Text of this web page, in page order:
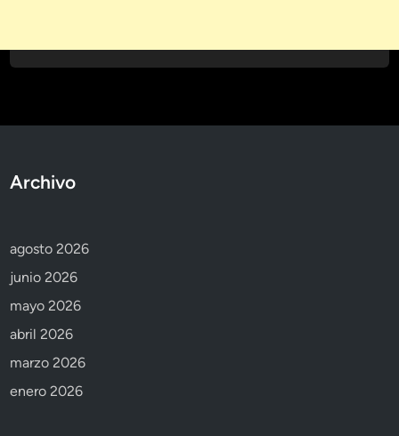
Archivo
agosto 2026
junio 2026
mayo 2026
abril 2026
marzo 2026
enero 2026